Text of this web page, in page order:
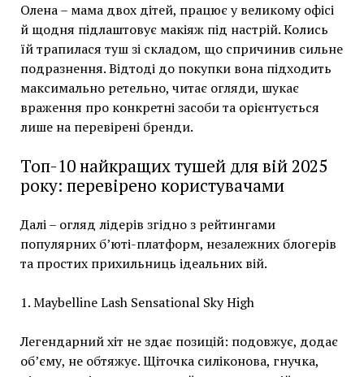
Олена – мама двох дітей, працює у великому офісі
й щодня підлаштовує макіяж під настрій. Колись
їй трапилася туш зі складом, що спричинив сильне
подразнення. Відтоді до покупки вона підходить
максимально ретельно, читає огляди, шукає
враження про конкретні засоби та орієнтується
лише на перевірені бренди.
Топ-10 найкращих тушей для вій 2025
року: перевірено користувачами
Далі – огляд лідерів згідно з рейтингами
популярних б’юті-платформ, незалежних блогерів
та простих прихильниць ідеальних вій.
1. Maybelline Lash Sensational Sky High
Легендарний хіт не здає позицій: подовжує, додає
об’єму, не обтяжує. Щіточка силіконова, гнучка,